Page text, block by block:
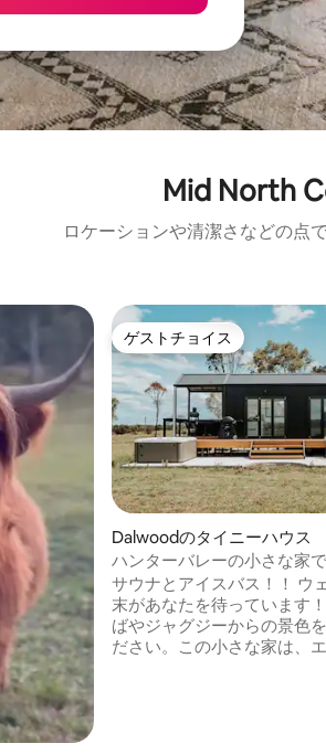
Mid North
ロケーションや清潔さなどの点
ゲストチョイス
ゲストチョイス
Dalwoodのタイニーハウス
ハンターバレーの小さな家
できる田園風の隠れ家
サウナとアイスバス！！ ウ
末があなたを待っています
ばやジャグジーからの景色
ださい。この小さな家は、